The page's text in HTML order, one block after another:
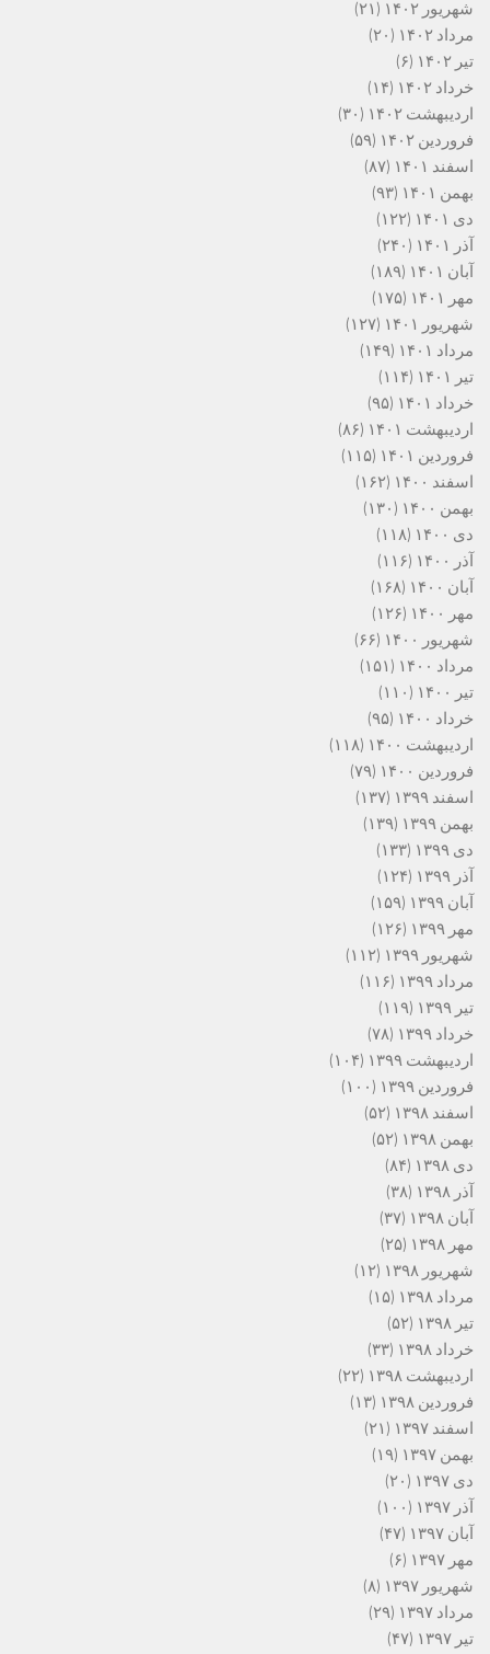
شهریور ۱۴۰۲
(۲۱)
مرداد ۱۴۰۲
(۲۰)
تیر ۱۴۰۲
(۶)
خرداد ۱۴۰۲
(۱۴)
اردیبهشت ۱۴۰۲
(۳۰)
فروردین ۱۴۰۲
(۵۹)
اسفند ۱۴۰۱
(۸۷)
بهمن ۱۴۰۱
(۹۳)
دی ۱۴۰۱
(۱۲۲)
آذر ۱۴۰۱
(۲۴۰)
آبان ۱۴۰۱
(۱۸۹)
مهر ۱۴۰۱
(۱۷۵)
شهریور ۱۴۰۱
(۱۲۷)
مرداد ۱۴۰۱
(۱۴۹)
تیر ۱۴۰۱
(۱۱۴)
خرداد ۱۴۰۱
(۹۵)
اردیبهشت ۱۴۰۱
(۸۶)
فروردین ۱۴۰۱
(۱۱۵)
اسفند ۱۴۰۰
(۱۶۲)
بهمن ۱۴۰۰
(۱۳۰)
دی ۱۴۰۰
(۱۱۸)
آذر ۱۴۰۰
(۱۱۶)
آبان ۱۴۰۰
(۱۶۸)
مهر ۱۴۰۰
(۱۲۶)
شهریور ۱۴۰۰
(۶۶)
مرداد ۱۴۰۰
(۱۵۱)
تیر ۱۴۰۰
(۱۱۰)
خرداد ۱۴۰۰
(۹۵)
اردیبهشت ۱۴۰۰
(۱۱۸)
فروردین ۱۴۰۰
(۷۹)
اسفند ۱۳۹۹
(۱۳۷)
بهمن ۱۳۹۹
(۱۳۹)
دی ۱۳۹۹
(۱۳۳)
آذر ۱۳۹۹
(۱۲۴)
آبان ۱۳۹۹
(۱۵۹)
مهر ۱۳۹۹
(۱۲۶)
شهریور ۱۳۹۹
(۱۱۲)
مرداد ۱۳۹۹
(۱۱۶)
تیر ۱۳۹۹
(۱۱۹)
خرداد ۱۳۹۹
(۷۸)
اردیبهشت ۱۳۹۹
(۱۰۴)
فروردین ۱۳۹۹
(۱۰۰)
اسفند ۱۳۹۸
(۵۲)
بهمن ۱۳۹۸
(۵۲)
دی ۱۳۹۸
(۸۴)
آذر ۱۳۹۸
(۳۸)
آبان ۱۳۹۸
(۳۷)
مهر ۱۳۹۸
(۲۵)
شهریور ۱۳۹۸
(۱۲)
مرداد ۱۳۹۸
(۱۵)
تیر ۱۳۹۸
(۵۲)
خرداد ۱۳۹۸
(۳۳)
اردیبهشت ۱۳۹۸
(۲۲)
فروردین ۱۳۹۸
(۱۳)
اسفند ۱۳۹۷
(۲۱)
بهمن ۱۳۹۷
(۱۹)
دی ۱۳۹۷
(۲۰)
آذر ۱۳۹۷
(۱۰۰)
آبان ۱۳۹۷
(۴۷)
مهر ۱۳۹۷
(۶)
شهریور ۱۳۹۷
(۸)
مرداد ۱۳۹۷
(۲۹)
تیر ۱۳۹۷
(۴۷)